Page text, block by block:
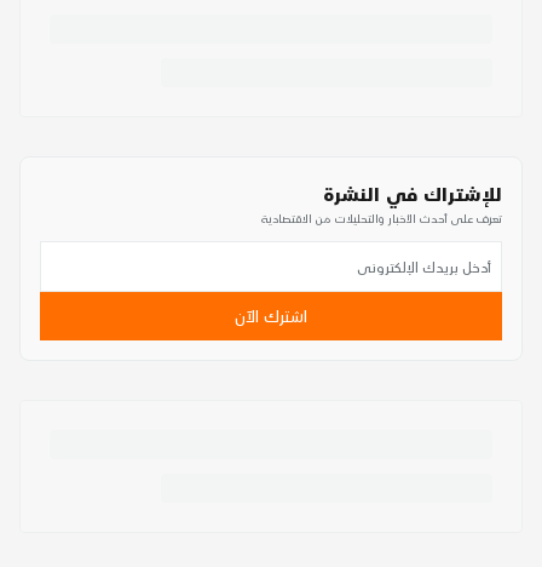
للإشتراك في النشرة
تعرف على أحدث الأخبار والتحليلات من الاقتصادية
اشترك الآن